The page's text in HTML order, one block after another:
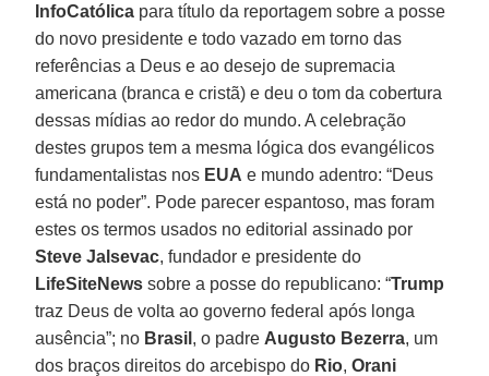
InfoCatólica para título da reportagem sobre a posse
do novo presidente e todo vazado em torno das
referências a Deus e ao desejo de supremacia
americana (branca e cristã) e deu o tom da cobertura
dessas mídias ao redor do mundo. A celebração
destes grupos tem a mesma lógica dos evangélicos
fundamentalistas nos EUA e mundo adentro: “Deus
está no poder”. Pode parecer espantoso, mas foram
estes os termos usados no editorial assinado por
Steve Jalsevac, fundador e presidente do
LifeSiteNews sobre a posse do republicano: “Trump
traz Deus de volta ao governo federal após longa
ausência”; no Brasil , o padre Augusto Bezerra, um
dos braços direitos do arcebispo do Rio,Orani